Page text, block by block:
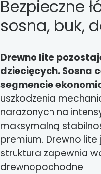
Bezpieczne
sosna, buk,
Drewno lite
dziecięcych. Sosna
segmencie
uszkodzenia
narażonych na
maksymalną
premium. Drewno
struktura zapewnia
drewnopochodne.